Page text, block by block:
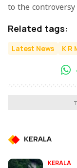
to the
Related tags:
Latest News K R
KERALA
KERALA